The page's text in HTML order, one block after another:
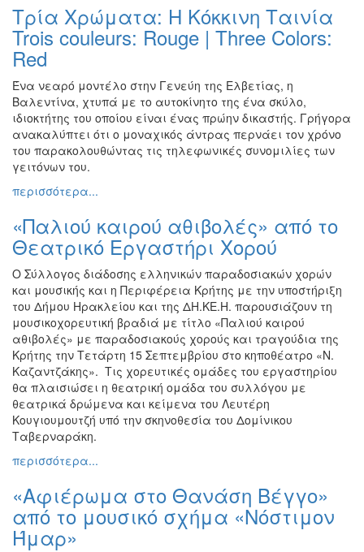
Τρία Χρώματα: Η Κόκκινη Ταινία
Trois couleurs: Rouge | Three Colors:
Red
Ένα νεαρό μοντέλο στην Γενεύη της Ελβετίας, η
Βαλεντίνα, χτυπά με το αυτοκίνητο της ένα σκύλο,
ιδιοκτήτης του οποίου είναι ένας πρώην δικαστής. Γρήγορα
ανακαλύπτει ότι ο μοναχικός άντρας περνάει τον χρόνο
του παρακολουθώντας τις τηλεφωνικές συνομιλίες των
γειτόνων του.
περισσότερα...
«Παλιού καιρού αθιβολές» από το
Θεατρικό Εργαστήρι Χορού
Ο Σύλλογος διάδοσης ελληνικών παραδοσιακών χορών
και μουσικής και η Περιφέρεια Κρήτης με την υποστήριξη
του Δήμου Ηρακλείου και της ΔΗ.ΚΕ.Η. παρουσιάζουν τη
μουσικοχορευτική βραδιά με τίτλο «Παλιού καιρού
αθιβολές» με παραδοσιακούς χορούς και τραγούδια της
Κρήτης την Τετάρτη 15 Σεπτεμβρίου στο κηποθέατρο «Ν.
Καζαντζάκης». Τις χορευτικές ομάδες του εργαστηρίου
θα πλαισιώσει η θεατρική ομάδα του συλλόγου με
θεατρικά δρώμενα και κείμενα του Λευτέρη
Κουγιουμουτζή υπό την σκηνοθεσία του Δομίνικου
Ταβερναράκη.
περισσότερα...
«Αφιέρωμα στο Θανάση Βέγγο»
από το μουσικό σχήμα «Νόστιμον
Ήμαρ»